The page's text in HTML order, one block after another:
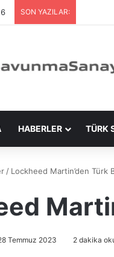
SON YAZILAR:
HABERLER TÜRK
/ Lockheed Martin’den Türk
Temmuz 2023 2 dakika